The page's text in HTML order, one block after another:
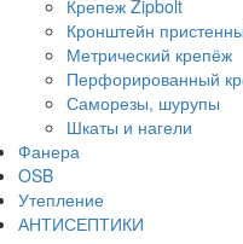
Крепеж Zipbolt
Кронштейн
Метрический крепёж
Перфорированный
Саморезы, шурупы
Шкаты и нагели
Фанера
OSB
Утепление
АНТИСЕПТИКИ